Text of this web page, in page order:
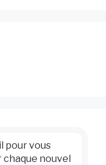
pour vous
nouvel